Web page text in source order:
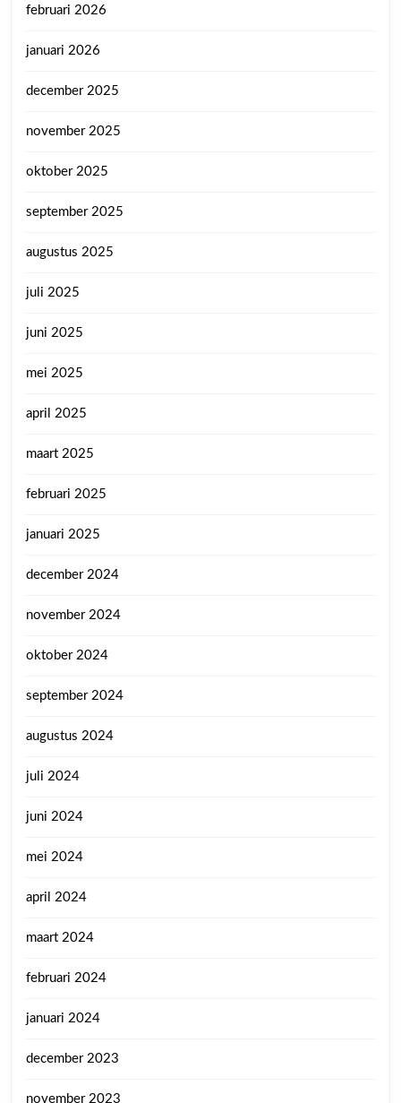
februari 2026
januari 2026
december 2025
november 2025
oktober 2025
september 2025
augustus 2025
juli 2025
juni 2025
mei 2025
april 2025
maart 2025
februari 2025
januari 2025
december 2024
november 2024
oktober 2024
september 2024
augustus 2024
juli 2024
juni 2024
mei 2024
april 2024
maart 2024
februari 2024
januari 2024
december 2023
november 2023